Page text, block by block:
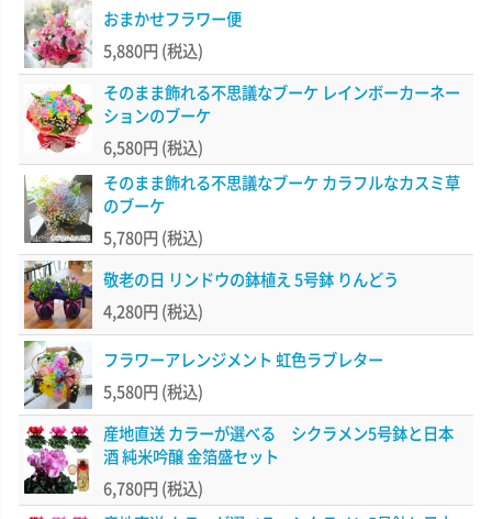
おまかせフラワー便
5,880円 (税込)
そのまま飾れる不思議なブーケ レインボーカーネー
ションのブーケ
6,580円 (税込)
そのまま飾れる不思議なブーケ カラフルなカスミ草
のブーケ
5,780円 (税込)
敬老の日 リンドウの鉢植え 5号鉢 りんどう
4,280円 (税込)
フラワーアレンジメント 虹色ラブレター
5,580円 (税込)
産地直送 カラーが選べる シクラメン5号鉢と日本
酒 純米吟醸 金箔盛セット
6,780円 (税込)